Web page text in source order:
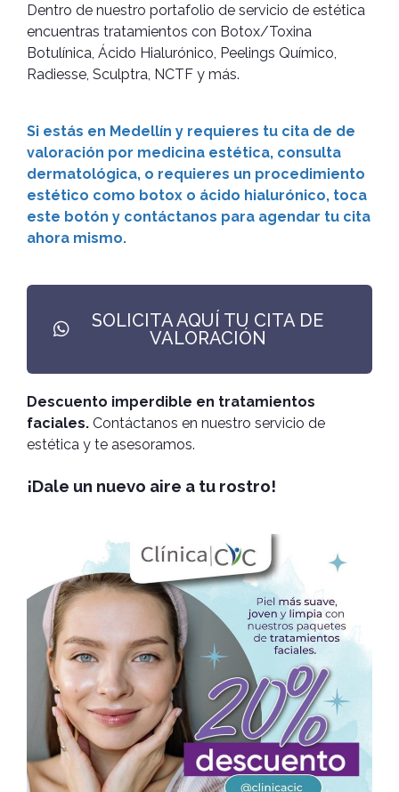
Dentro de nuestro portafolio de servicio de estética
encuentras tratamientos con Botox/Toxina
Botulínica, Ácido Hialurónico, Peelings Químico,
Radiesse, Sculptra, NCTF y más.
Si estás en Medellín y requieres tu cita de de
valoración por medicina estética, consulta
dermatológica, o requieres un procedimiento
estético como botox o ácido hialurónico, toca
este botón y contáctanos para agendar tu cita
ahora mismo.
SOLICITA AQUÍ TU CITA DE
VALORACIÓN
Descuento imperdible en tratamientos
faciales. Contáctanos en nuestro servicio de
estética y te asesoramos.
¡Dale un nuevo aire a tu rostro!